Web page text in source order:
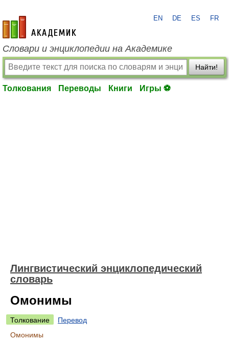
academic.ru
EN DE ES FR
Словари и энциклопедии на Академике
Найти!
Толкования Переводы Книги Игры ⚽
Лингвистический энциклопедический
словарь
Омонимы
Толкование
Перевод
Омонимы